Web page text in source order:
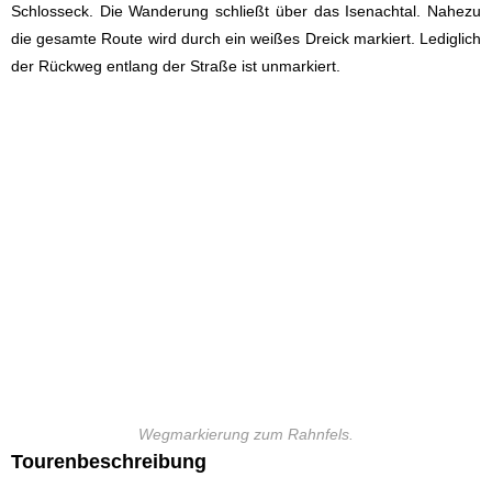
Schlosseck. Die Wanderung schließt über das Isenachtal. Nahezu
die gesamte Route wird durch ein weißes Dreick markiert. Lediglich
der Rückweg entlang der Straße ist unmarkiert.
Wegmarkierung zum Rahnfels.
Tourenbeschreibung